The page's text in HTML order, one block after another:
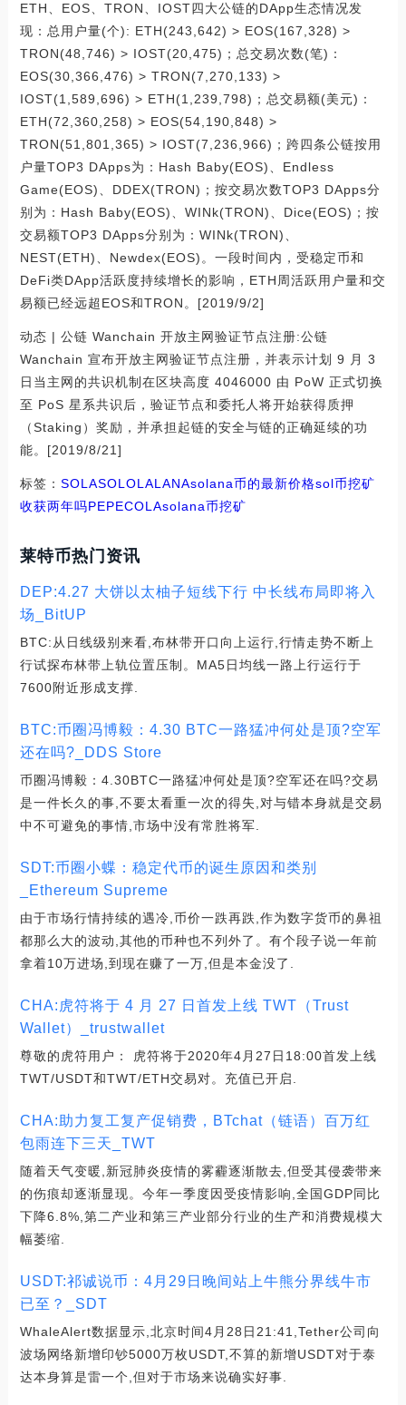
ETH、EOS、TRON、IOST四大公链的DApp生态情况发
现：总用户量(个): ETH(243,642) > EOS(167,328) >
TRON(48,746) > IOST(20,475)；总交易次数(笔)：
EOS(30,366,476) > TRON(7,270,133) >
IOST(1,589,696) > ETH(1,239,798)；总交易额(美元)：
ETH(72,360,258) > EOS(54,190,848) >
TRON(51,801,365) > IOST(7,236,966)；跨四条公链按用
户量TOP3 DApps为：Hash Baby(EOS)、Endless
Game(EOS)、DDEX(TRON)；按交易次数TOP3 DApps分
别为：Hash Baby(EOS)、WINk(TRON)、Dice(EOS)；按
交易额TOP3 DApps分别为：WINk(TRON)、
NEST(ETH)、Newdex(EOS)。一段时间内，受稳定币和
DeFi类DApp活跃度持续增长的影响，ETH周活跃用户量和交
易额已经远超EOS和TRON。[2019/9/2]
动态 | 公链 Wanchain 开放主网验证节点注册:公链
Wanchain 宣布开放主网验证节点注册，并表示计划 9 月 3
日当主网的共识机制在区块高度 4046000 由 PoW 正式切换
至 PoS 星系共识后，验证节点和委托人将开始获得质押
（Staking）奖励，并承担起链的安全与链的正确延续的功
能。[2019/8/21]
标签： SOLASOL OLALANAsolana币的最新价格sol币挖矿
收获两年吗PEPECOLAsolana币挖矿
莱特币热门资讯
DEP:4.27 大饼以太柚子短线下行 中长线布局即将入
场_BitUP
BTC:从日线级别来看,布林带开口向上运行,行情走势不断上
行试探布林带上轨位置压制。MA5日均线一路上行运行于
7600附近形成支撑.
BTC:币圈冯博毅：4.30 BTC一路猛冲何处是顶?空军
还在吗?_DDS Store
币圈冯博毅：4.30BTC一路猛冲何处是顶?空军还在吗?交易
是一件长久的事,不要太看重一次的得失,对与错本身就是交易
中不可避免的事情,市场中没有常胜将军.
SDT:币圈小蝶：稳定代币的诞生原因和类别
_Ethereum Supreme
由于市场行情持续的遇冷,币价一跌再跌,作为数字货币的鼻祖
都那么大的波动,其他的币种也不列外了。有个段子说一年前
拿着10万进场,到现在赚了一万,但是本金没了.
CHA:虎符将于 4 月 27 日首发上线 TWT（Trust
Wallet）_trustwallet
尊敬的虎符用户： 虎符将于2020年4月27日18:00首发上线
TWT/USDT和TWT/ETH交易对。充值已开启.
CHA:助力复工复产促销费，BTchat（链语）百万红
包雨连下三天_TWT
随着天气变暖,新冠肺炎疫情的雾霾逐渐散去,但受其侵袭带来
的伤痕却逐渐显现。今年一季度因受疫情影响,全国GDP同比
下降6.8%,第二产业和第三产业部分行业的生产和消费规模大
幅萎缩.
USDT:祁诚说币：4月29日晚间站上牛熊分界线牛市
已至？_SDT
WhaleAlert数据显示,北京时间4月28日21:41,Tether公司向
波场网络新增印钞5000万枚USDT,不算的新增USDT对于泰
达本身算是雷一个,但对于市场来说确实好事.